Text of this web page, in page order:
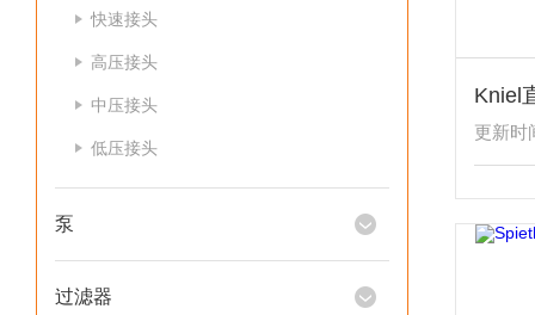
快速接头
高压接头
中压接头
低压接头
泵
过滤器
更新时